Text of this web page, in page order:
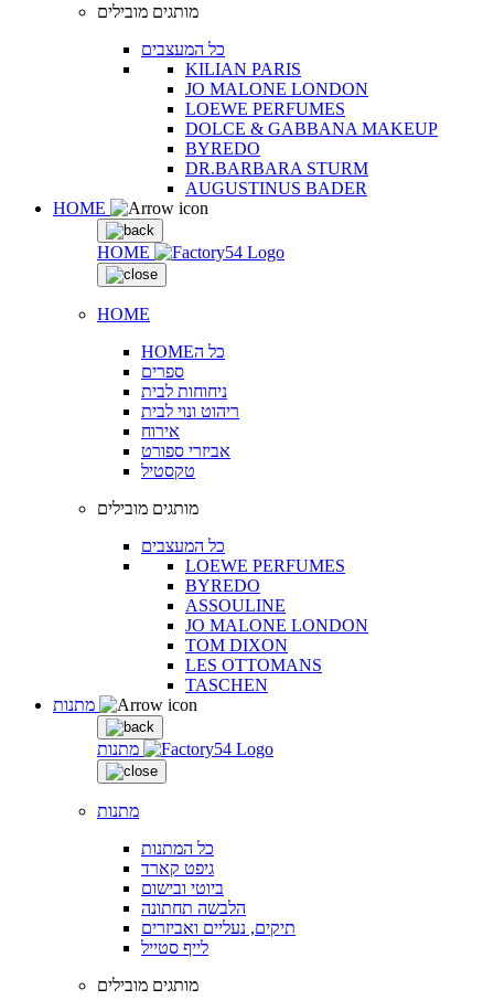
מותגים מובילים
כל המעצבים
KILIAN PARIS
JO MALONE LONDON
LOEWE PERFUMES
DOLCE & GABBANA MAKEUP
BYREDO
DR.BARBARA STURM
AUGUSTINUS BADER
HOME
HOME
HOME
HOMEכל ה
ספרים
ניחוחות לבית
ריהוט ונוי לבית
אירוח
אביזרי ספורט
טקסטיל
מותגים מובילים
כל המעצבים
LOEWE PERFUMES
BYREDO
ASSOULINE
JO MALONE LONDON
TOM DIXON
LES OTTOMANS
TASCHEN
מתנות
מתנות
כל המתנות
גיפט קארד
ביוטי ובישום
הלבשה תחתונה
תיקים, נעליים ואביזרים
לייף סטייל
מותגים מובילים